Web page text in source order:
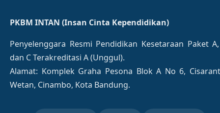
PKBM INTAN (Insan Cinta Kependidikan)
Penyelenggara Resmi Pendidikan Kesetaraan Paket
dan C Terakreditasi A (Unggul).
Alamat: Komplek Graha Pesona Blok A No 6,
Wetan, Cinambo, Kota Bandung.